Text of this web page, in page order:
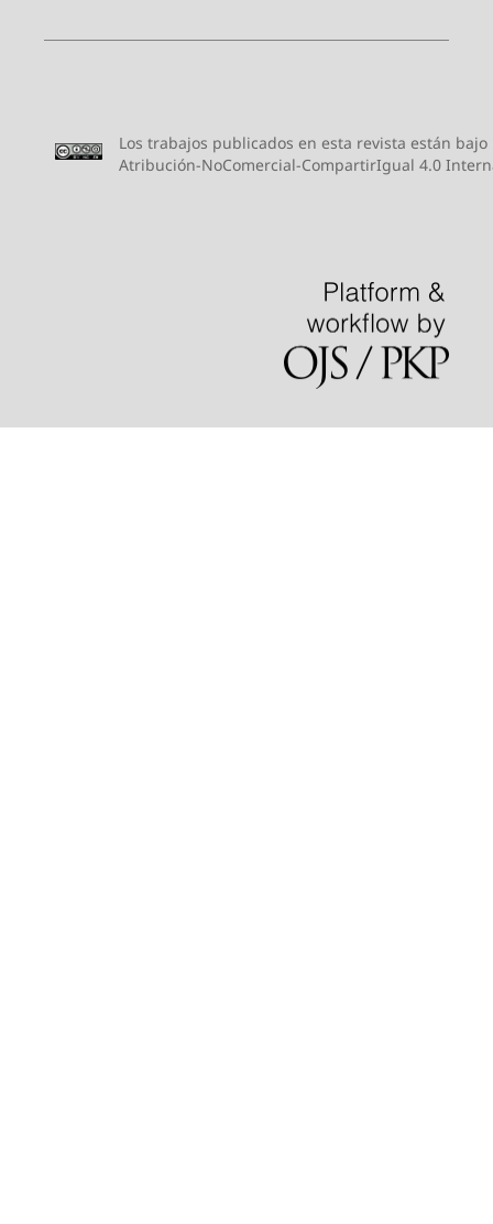
Los trabajos publicados en esta revista están
Atribución-NoComercial-CompartirIgual 4.0